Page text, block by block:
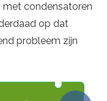
condensatoren
op dat
probleem zijn